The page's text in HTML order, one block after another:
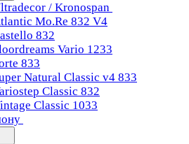
/ Kronospan
Mo.Re 832 V4
832
Vario 1233
833
Natural Classic v4 833
Classic 832
Classic 1033